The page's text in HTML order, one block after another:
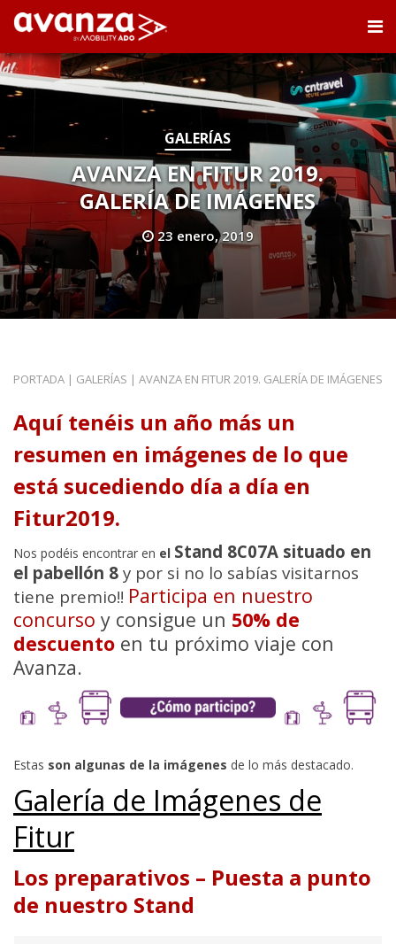
GALERÍAS
AVANZA EN FITUR 2019.
GALERÍA DE IMÁGENES
23 enero, 2019
PORTADA | GALERÍAS | AVANZA EN FITUR 2019. GALERÍA DE IMÁGENES
Aquí tenéis un año más un
resumen en imágenes de lo que
está sucediendo día a día en
Fitur2019.
Nos podéis encontrar en el Stand 8C07A situado en
el pabellón 8 y por si no lo sabías visitarnos
tiene premio!! Participa en nuestro
concurso y consigue un 50% de
descuento en tu próximo viaje con
Avanza.
Estas son algunas de la imágenes de lo más destacado.
Galería de Imágenes de
Fitur
Los preparativos – Puesta a punto
de nuestro Stand